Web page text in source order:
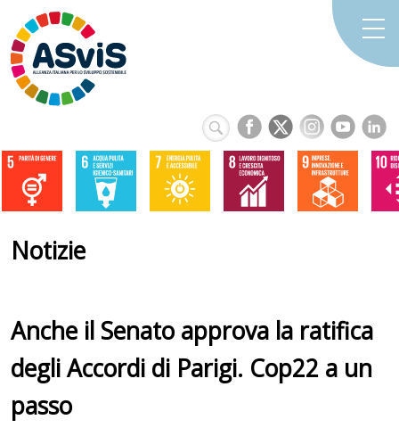
Notizie
Anche il Senato approva la ratifica
degli Accordi di Parigi. Cop22 a un
passo